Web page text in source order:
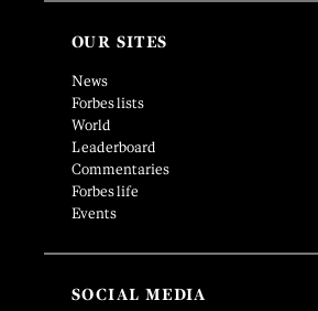
OUR SITES
News
Forbes lists
World
Leaderboard
Commentaries
Forbes life
Events
SOCIAL MEDIA